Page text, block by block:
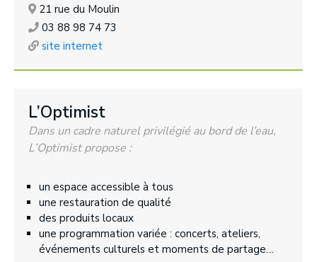
21 rue du Moulin
03 88 98 74 73
site internet
L’Optimist
Dans un cadre naturel privilégié au bord de l’eau,
L’Optimist propose :
un espace accessible à tous
une restauration de qualité
des produits locaux
une programmation variée : concerts, ateliers,
événements culturels et moments de partage…